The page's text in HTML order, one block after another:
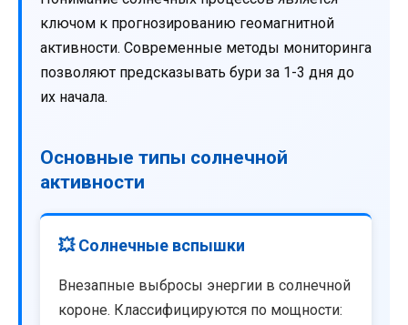
ключом к прогнозированию геомагнитной
активности. Современные методы мониторинга
позволяют предсказывать бури за 1-3 дня до
их начала.
Основные типы солнечной
активности
💥 Солнечные вспышки
Внезапные выбросы энергии в солнечной
короне. Классифицируются по мощности: